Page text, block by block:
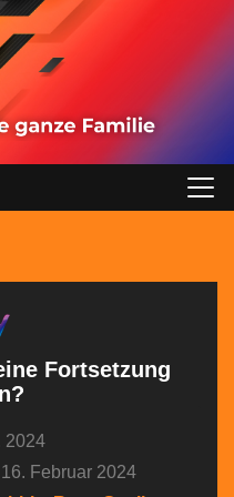
Fortsetzung
2024
Februar 2024